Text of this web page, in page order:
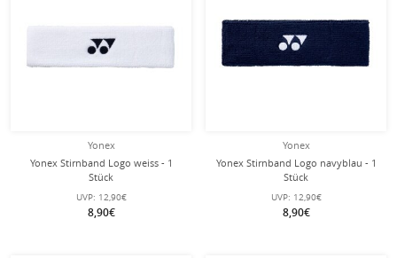
Yonex
Yonex Stirnband Logo weiss - 1
Stück
UVP: 12,90€
8,90€
Yonex
Yonex Stirnband Logo navyblau - 1
Stück
UVP: 12,90€
8,90€